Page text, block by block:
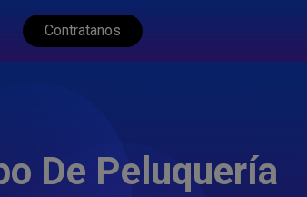
Contratanos
De Peluquería